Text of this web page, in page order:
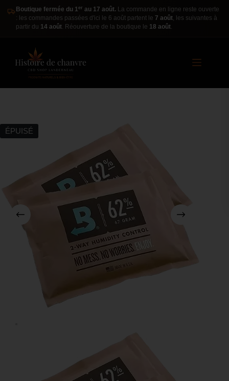
Boutique fermée du 1er au 17 août. La commande en ligne reste ouverte
: les commandes passées d'ici le 6 août partent le 7 août, les suivantes à
partir du 14 août. Réouverture de la boutique le 18 août.
ÉPUISÉ